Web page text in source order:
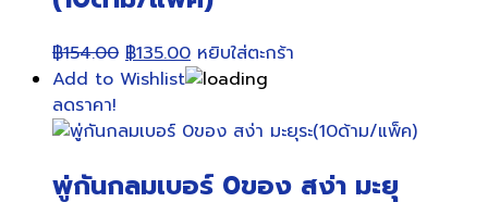
฿154.00 Original
price
฿154.00.
฿135.00Current
price
฿135.00.
หยิบใส่ตะกร้า
Add to Wishlist
ลดราคา!
พู่กันกลมเบอร์ 0ของ สง่า มะยุ